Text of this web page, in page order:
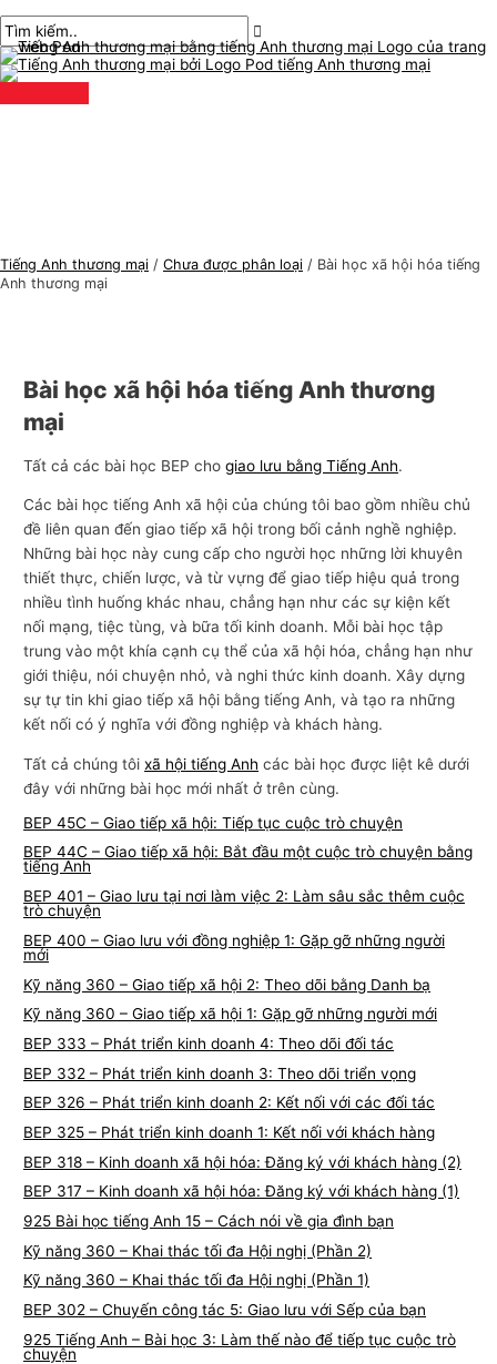
đến
nội
dung
đơn
chính
Tiếng Anh thương mại / Chưa được phân loại / Bài học xã hội hóa tiếng
Anh thương mại
Bài học xã hội hóa tiếng Anh thương
mại
Tất cả các bài học BEP chogiao lưu bằng Tiếng Anh.
Các bài học tiếng Anh xã hội của chúng tôi bao gồm nhiều chủ
đề liên quan đến giao tiếp xã hội trong bối cảnh nghề nghiệp.
Những bài học này cung cấp cho người học những lời khuyên
thiết thực, chiến lược, và từ vựng để giao tiếp hiệu quả trong
nhiều tình huống khác nhau, chẳng hạn như các sự kiện kết
nối mạng, tiệc tùng, và bữa tối kinh doanh. Mỗi bài học tập
trung vào một khía cạnh cụ thể của xã hội hóa, chẳng hạn như
giới thiệu, nói chuyện nhỏ, và nghi thức kinh doanh. Xây dựng
sự tự tin khi giao tiếp xã hội bằng tiếng Anh, và tạo ra những
kết nối có ý nghĩa với đồng nghiệp và khách hàng.
Tất cả chúng tôixã hội tiếng Anh các bài học được liệt kê dưới
đây với những bài học mới nhất ở trên cùng.
BEP 45C – Giao tiếp xã hội: Tiếp tục cuộc trò chuyện
BEP 44C – Giao tiếp xã hội: Bắt đầu một cuộc trò chuyện bằng
tiếng Anh
BEP 401 – Giao lưu tại nơi làm việc 2: Làm sâu sắc thêm cuộc
trò chuyện
BEP 400 – Giao lưu với đồng nghiệp 1: Gặp gỡ những người
mới
Kỹ năng 360 – Giao tiếp xã hội 2: Theo dõi bằng Danh bạ
Kỹ năng 360 – Giao tiếp xã hội 1: Gặp gỡ những người mới
BEP 333 – Phát triển kinh doanh 4: Theo dõi đối tác
BEP 332 – Phát triển kinh doanh 3: Theo dõi triển vọng
BEP 326 – Phát triển kinh doanh 2: Kết nối với các đối tác
BEP 325 – Phát triển kinh doanh 1: Kết nối với khách hàng
BEP 318 – Kinh doanh xã hội hóa: Đăng ký với khách hàng (2)
BEP 317 – Kinh doanh xã hội hóa: Đăng ký với khách hàng (1)
925 Bài học tiếng Anh 15 – Cách nói về gia đình bạn
Kỹ năng 360 – Khai thác tối đa Hội nghị (Phần 2)
Kỹ năng 360 – Khai thác tối đa Hội nghị (Phần 1)
BEP 302 – Chuyến công tác 5: Giao lưu với Sếp của bạn
925 Tiếng Anh – Bài học 3: Làm thế nào để tiếp tục cuộc trò
chuyện
chuyển
hướng
ở
đây..
mail*
C
h
ủ
đ
g
t
h
ư
n
g
m
ạ
i
T
ì
m
k